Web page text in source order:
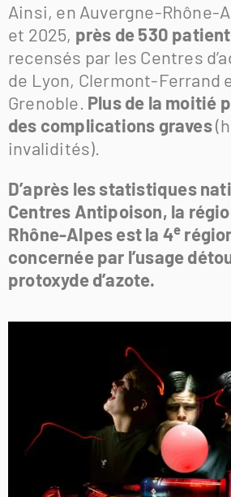
Ainsi, en Auvergne-Rhône-
et 2025, près de 530
recensés par les Centres
de Lyon, Clermont-Ferrand
Grenoble. Plus de la moitié
des complications graves
invalidités).
D’après les statistiques
Centres Antipoison, la
Rhône-Alpes est la 4e
concernée par l’usage
protoxyde d’azote.